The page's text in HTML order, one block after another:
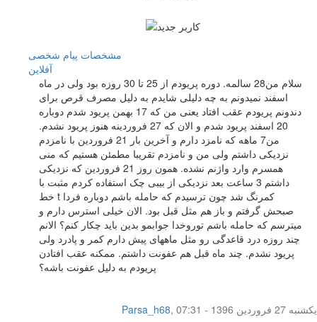
مشخصات پیام شخصی
آفلاين
سلام من28 سالمه. دوره پریودم از 25 تا 30 روزه بود ولی در ماه
اسفند نميدونم به چه دلیلی شايدم به دلیل مصرف قرص برای
دندونم پریودم عقب افتاد یعنی من که 17 بهمن پریود شدم دوباره
20 اسفند پریود شدم و الان که 27 فروردینه هنوز پریود نشدم.
من7 ماهه که نامزد دارم و آخرین بار 21 فروردین با نامزدم
نزدیکی داشتم ولی من و نامزدم تقریبا مطمئن هستیم که منی
همسرم وارد واژنم نشده. همون روز 21 فروردین که نزدیکی
داشتم 3 ساعت بعد نزدیکی از بیبی چک استفاده کردم مثبت با
خط t کمرنگ شد چون ترسیدم که حامله باشم دوباره فردا
صبحش گرفتم و باز هم مثل قبل بود. الان خیلی استرس دارم و
میترسم که حامله باشم توروخدا جوابمو بدین باید چکار کنم؟ الانم
چند روزه درد قاعدگی رو مثل ماههای پیش دارم کمر و پادرد ولی
پریود نشدم. چند ماه قبل هم عفونت داشتم. ممکنه عقب افتادن
پریودم به دلیل عفونت باشه؟
Parsa_h68,
یکشنبه 27 فروردین 1396 - 07:31